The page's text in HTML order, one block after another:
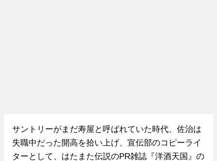
サントリーがまだ寿屋と呼ばれていた時代、佐治は
失職中だった開高を拾い上げ、宣伝部のコピーライ
ターとして、はたまた伝説のPR雑誌『洋酒天国』の